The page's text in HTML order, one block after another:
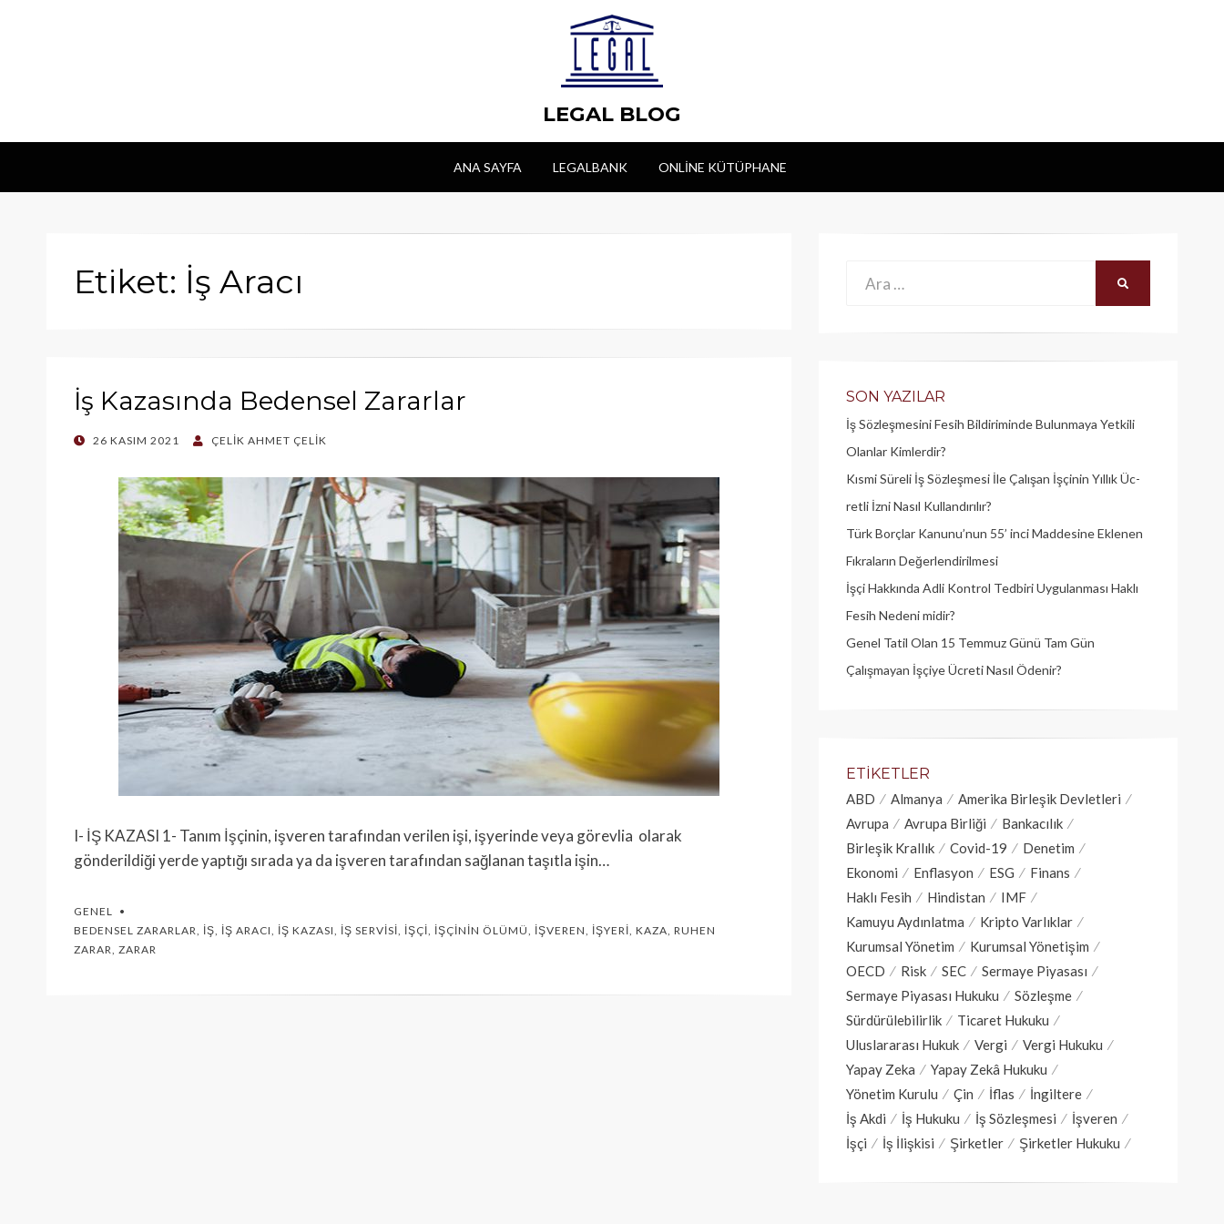
LEGAL BLOG
ANA SAYFA LEGALBANK ONLINE KÜTÜPHANE
Etiket: İş Aracı
İş Kazasında Bedensel Zararlar
POSTED
26 KASIM 2021 ÇELIK AHMET ÇELIK
I- İŞ KAZASI 1- Tanım İşçinin, işveren tarafından verilen işi, işyerinde veya görevlia olarak
gönderildiği yerde yaptığı sırada ya da işveren tarafından sağlanan taşıtla işin…
GENEL
BEDENSEL ZARARLAR, İŞ, İŞ ARACI, İŞ KAZASI, İŞ SERVISI, İŞÇI, İŞÇININ ÖLÜMÜ, İŞVEREN, İŞYERI, KAZA, RUHEN
ZARAR, ZARAR
Ara:
SON YAZILAR
İş Sözleşmesini Fesih Bildiriminde Bulunmaya Yetkili
Olanlar Kimlerdir?
Kısmi Süreli İş Sözleşmesi İle Çalışan İşçinin Yıllık Üc­
retli İzni Nasıl Kullandırılır?
Türk Borçlar Kanunu’nun 55’ inci Maddesine Eklenen
Fıkraların Değerlendirilmesi
İşçi Hakkında Adli Kontrol Tedbiri Uygulanması Haklı
Fesih Nedeni midir?
Genel Tatil Olan 15 Temmuz Günü Tam Gün
Çalışmayan İşçiye Ücreti Nasıl Ödenir?
ETIKETLER
ABD Almanya
Amerika Birleşik Devletleri
Avrupa
Avrupa Birliği
Bankacılık
Birleşik Krallık
Covid-19
Denetim
Ekonomi
Enflasyon ESG
Finans
Haklı Fesih
Hindistan
IMF
Kamuyu Aydınlatma
Kripto Varlıklar
Kurumsal Yönetim
Kurumsal Yönetişim
OECD
Risk SEC
Sermaye Piyasası
Sermaye Piyasası Hukuku
Sözleşme
Sürdürülebilirlik
Ticaret Hukuku
Uluslararası Hukuk
Vergi
Vergi Hukuku
Yapay Zeka
Yapay Zekâ Hukuku
Yönetim Kurulu
Çin İflas
İngiltere
İş Akdi
İş Hukuku İş Sözleşmesi
İşveren
İşçi
İş İlişkisi Şirketler Şirketler Hukuku